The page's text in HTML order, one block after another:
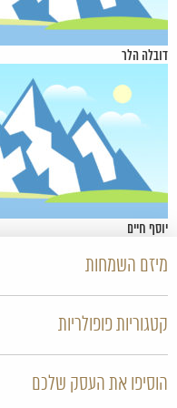
דובלה הלר
יוסף חיים
מיזם השמחות
קטגוריות פופולריות
הוסיפו את העסק שלכם